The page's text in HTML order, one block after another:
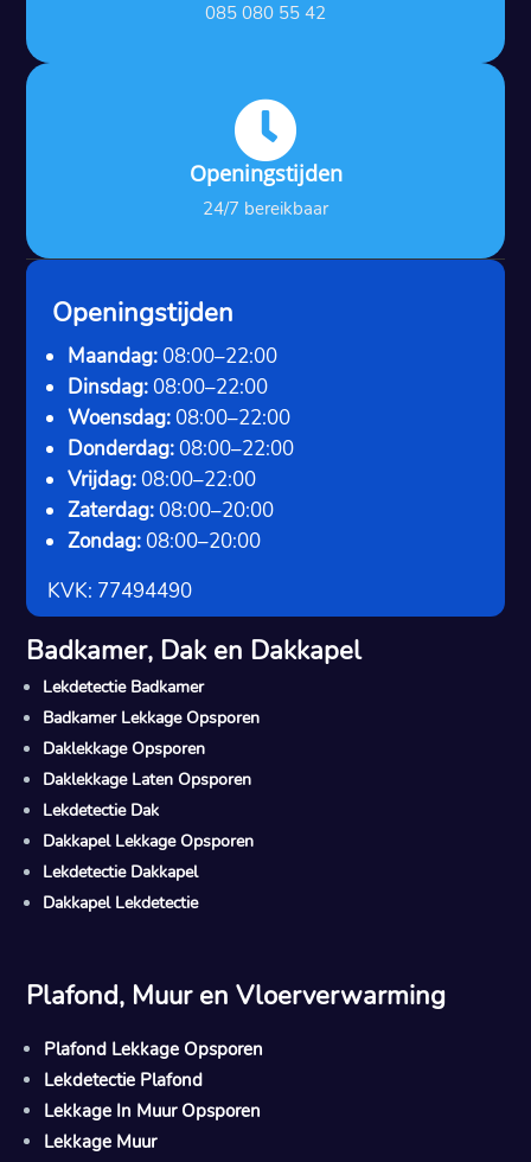
085 080 55 42

Openingstijden
24/7 bereikbaar
Openingstijden
Maandag: 08:00–22:00
Dinsdag: 08:00–22:00
Woensdag: 08:00–22:00
Donderdag: 08:00–22:00
Vrijdag: 08:00–22:00
Zaterdag: 08:00–20:00
Zondag: 08:00–20:00
KVK: 77494490
Badkamer, Dak en Dakkapel
Lekdetectie Badkamer
Badkamer Lekkage Opsporen
Daklekkage Opsporen
Daklekkage Laten Opsporen
Lekdetectie Dak
Dakkapel Lekkage Opsporen
Lekdetectie Dakkapel
Dakkapel Lekdetectie
Plafond, Muur en Vloerverwarming
Plafond Lekkage Opsporen
Lekdetectie Plafond
Lekkage In Muur Opsporen
Lekkage Muur